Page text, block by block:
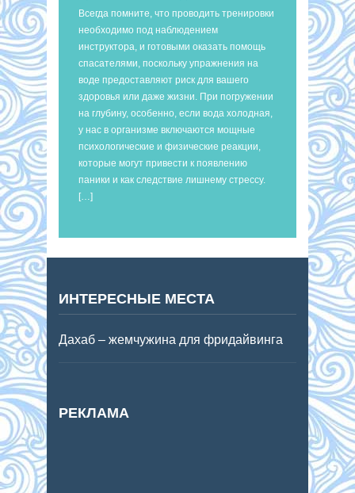
Всегда помните, что проводить тренировки
необходимо под наблюдением
инструктора, и готовыми оказать помощь
спасателями, поскольку упражнения на
воде предоставляют риск для вашего
здоровья или даже жизни. При погружении
на глубину, особенно, если вода холодная,
у нас в организме включаются мощные
психологические и физические реакции,
которые могут привести к появлению
паники и как следствие лишнему стрессу.
[…]
ИНТЕРЕСНЫЕ МЕСТА
Дахаб – жемчужина для фридайвинга
РЕКЛАМА